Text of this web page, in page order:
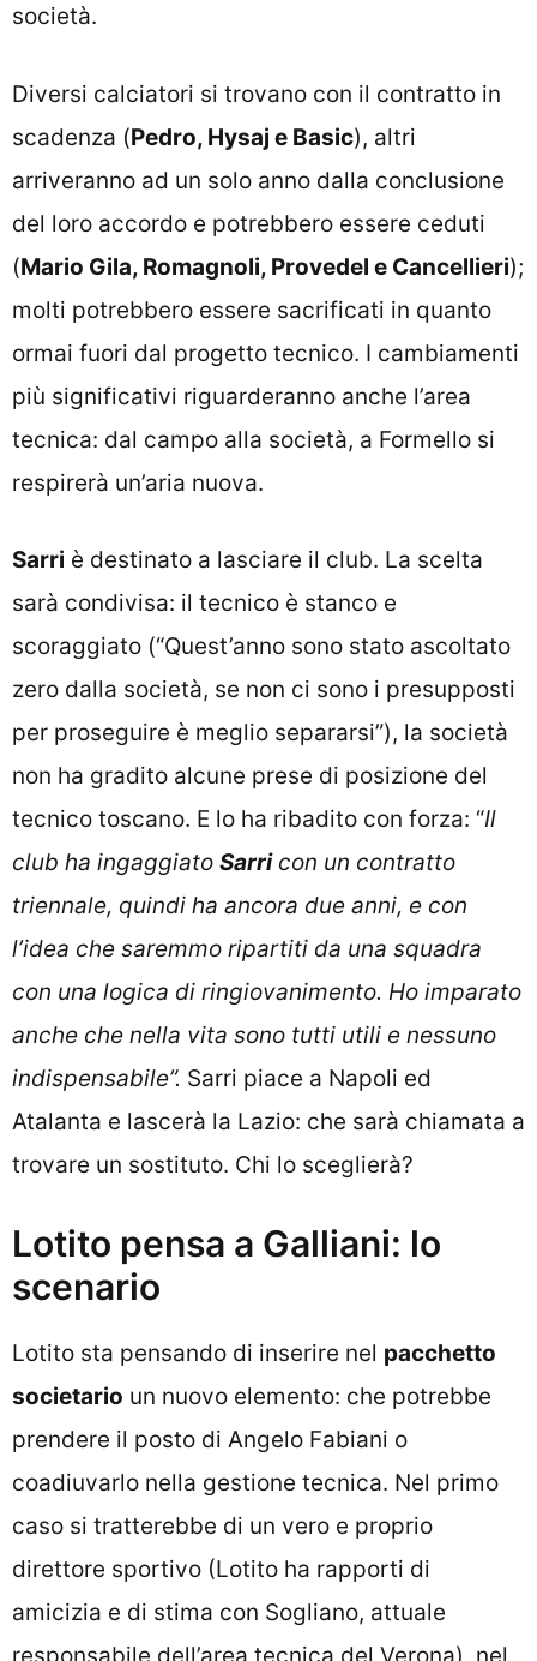
società.
Diversi calciatori si trovano con il contratto in
scadenza (Pedro, Hysaj e Basic), altri
arriveranno ad un solo anno dalla conclusione
del loro accordo e potrebbero essere ceduti
(Mario Gila, Romagnoli, Provedel e Cancellieri);
molti potrebbero essere sacrificati in quanto
ormai fuori dal progetto tecnico. I cambiamenti
più significativi riguarderanno anche l’area
tecnica: dal campo alla società, a Formello si
respirerà un’aria nuova.
Sarri è destinato a lasciare il club. La scelta
sarà condivisa: il tecnico è stanco e
scoraggiato (“Quest’anno sono stato ascoltato
zero dalla società, se non ci sono i presupposti
per proseguire è meglio separarsi”), la società
non ha gradito alcune prese di posizione del
tecnico toscano. E lo ha ribadito con forza: “Il
club ha ingaggiato Sarricon un contratto
triennale, quindi ha ancora due anni, e con
l’idea che saremmo ripartiti da una squadra
con una logica di ringiovanimento. Ho imparato
anche che nella vita sono tutti utili e nessuno
indispensabile”. Sarri piace a Napoli ed
Atalanta e lascerà la Lazio: che sarà chiamata a
trovare un sostituto. Chi lo sceglierà?
Lotito pensa a Galliani: lo
scenario
Lotito sta pensando di inserire nel pacchetto
societario un nuovo elemento: che potrebbe
prendere il posto di Angelo Fabiani o
coadiuvarlo nella gestione tecnica. Nel primo
caso si tratterebbe di un vero e proprio
direttore sportivo (Lotito ha rapporti di
amicizia e di stima con Sogliano, attuale
responsabile dell’area tecnica del Verona), nel